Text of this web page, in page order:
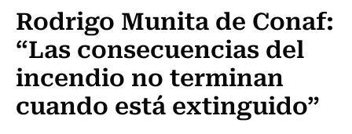
Rodrigo Munita de Conaf:
“Las consecuencias del
incendio no terminan
cuando está extinguido”